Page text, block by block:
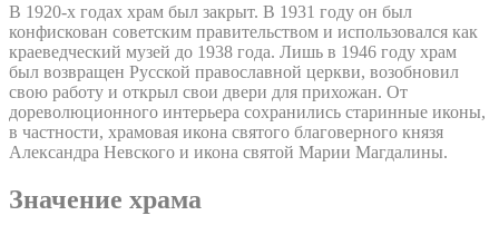
В 1920-х годах храм был закрыт. В 1931 году он был
конфискован советским правительством и использовался как
краеведческий музей до 1938 года. Лишь в 1946 году храм
был возвращен Русской православной церкви, возобновил
свою работу и открыл свои двери для прихожан. От
дореволюционного интерьера сохранились старинные иконы,
в частности, храмовая икона святого благоверного князя
Александра Невского и икона святой Марии Магдалины.
Значение храма